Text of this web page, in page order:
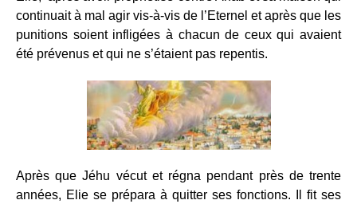
continuait à mal agir vis-à-vis de l’Eternel et après que les
punitions soient infligées à chacun de ceux qui avaient
été prévenus et qui ne s’étaient pas repentis.
Après que Jéhu vécut et régna pendant près de trente
années, Elie se prépara à quitter ses fonctions. Il fit ses